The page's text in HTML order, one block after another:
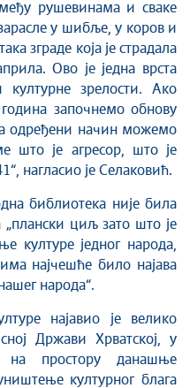
рушевинама и сваке
у шибље, у коров и
зграде која је страдала
Ово је једна врста
зрелости. Ако
започнемо обнову
одређени начин можемо
што је агресор, што је
нагласио је Селаковић.
библиотека није била
циљ зато што је
културе једног народа,
најчешће било најава
народа“.
најавио је велико
Држави Хрватској, у
на простору данашње
културног блага